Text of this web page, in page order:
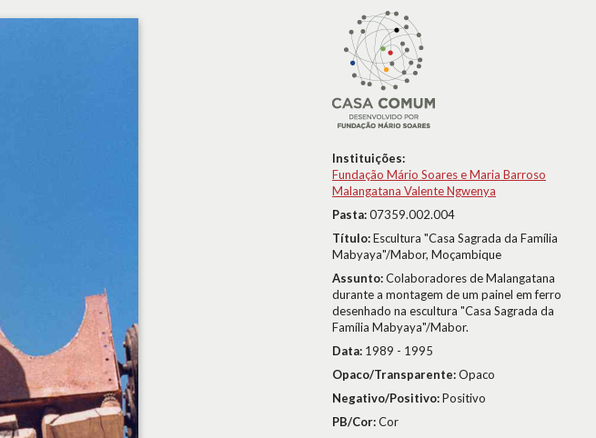
Instituições:
Fundação Mário Soares e Maria Barroso
Malangatana Valente Ngwenya
Pasta:07359.002.004
Título:Escultura "Casa Sagrada da Família
Mabyaya"/Mabor, Moçambique
Assunto:Colaboradores de Malangatana
durante a montagem de um painel em ferro
desenhado na escultura "Casa Sagrada da
Família Mabyaya"/Mabor.
Data: 1989 - 1995
Opaco/Transparente:Opaco
Negativo/Positivo:Positivo
PB/Cor:Cor